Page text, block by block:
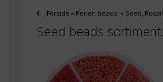
Forside » Perler, beads -» Seed,
Seed beads